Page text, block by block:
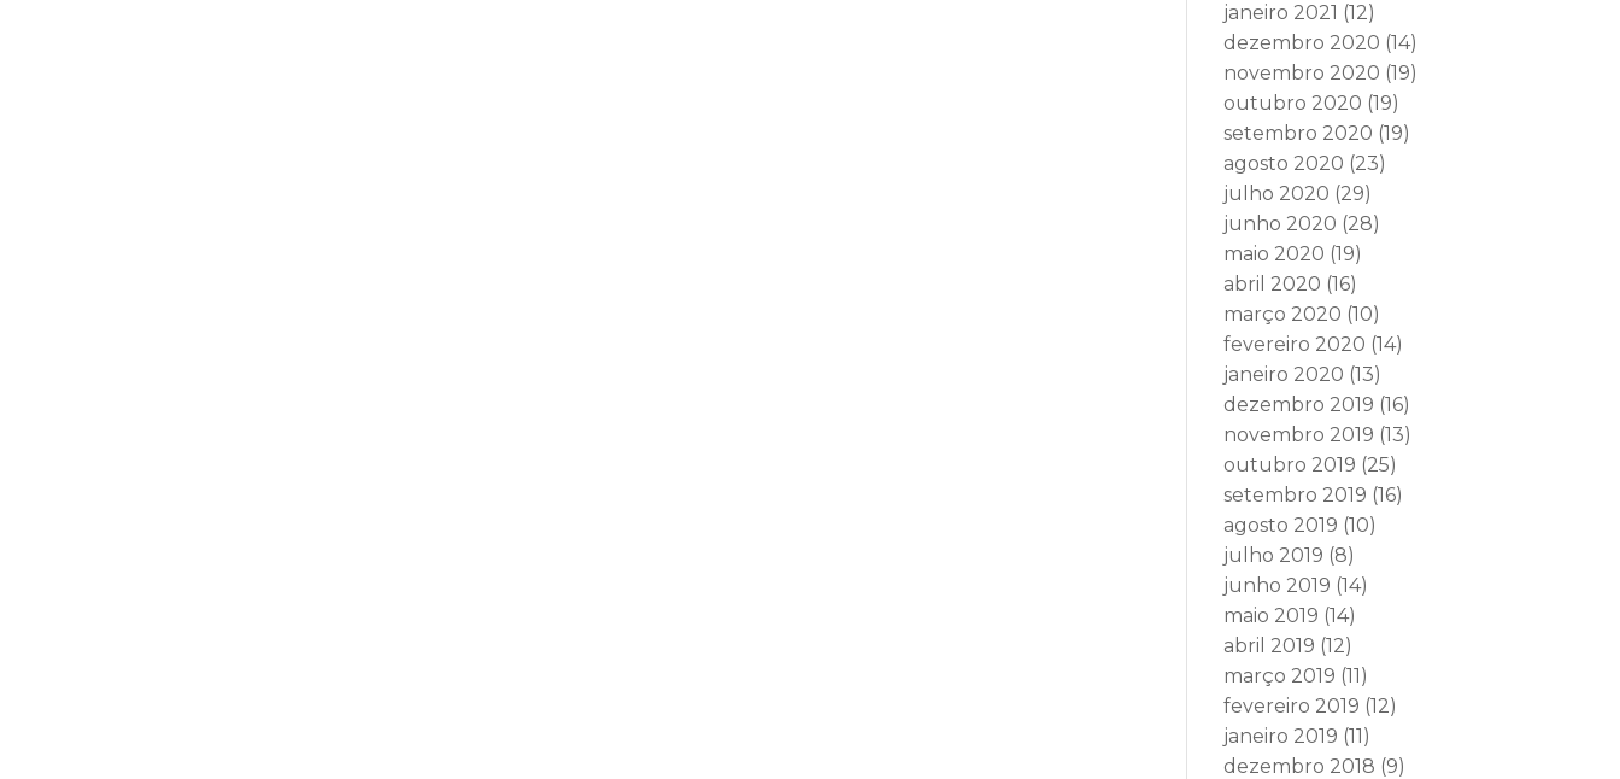
janeiro 2021 (12)
dezembro 2020 (14)
novembro 2020 (19)
outubro 2020 (19)
setembro 2020 (19)
agosto 2020 (23)
julho 2020 (29)
junho 2020 (28)
maio 2020 (19)
abril 2020 (16)
março 2020 (10)
fevereiro 2020 (14)
janeiro 2020 (13)
dezembro 2019 (16)
novembro 2019 (13)
outubro 2019 (25)
setembro 2019 (16)
agosto 2019 (10)
julho 2019 (8)
junho 2019 (14)
maio 2019 (14)
abril 2019 (12)
março 2019 (11)
fevereiro 2019 (12)
janeiro 2019 (11)
dezembro 2018 (9)